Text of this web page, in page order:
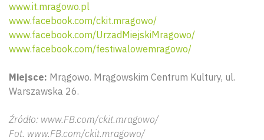
www.it.mragowo.pl
www.facebook.com/ckit.mragowo/
www.facebook.com/UrzadMiejskiMragowo/
www.facebook.com/festiwalowemragowo/
Miejsce: Mrągowo. Mrągowskim Centrum Kultury, ul.
Warszawska 26.
Źródło: www.FB.com/ckit.mragowo/
Fot. www.FB.com/ckit.mragowo/